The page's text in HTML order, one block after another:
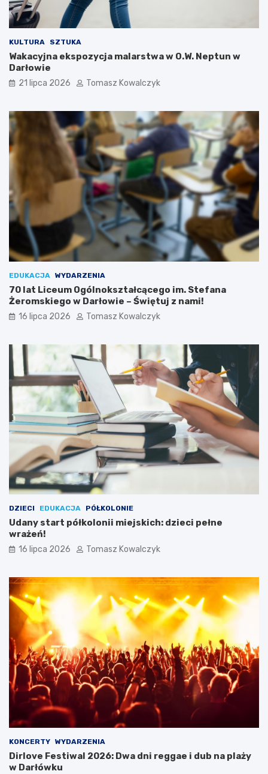
KULTURA SZTUKA
Wakacyjna ekspozycja malarstwa w O.W. Neptun w
Darłowie
21 lipca 2026 Tomasz Kowalczyk
EDUKACJA WYDARZENIA
70 lat Liceum Ogólnokształcącego im. Stefana
Żeromskiego w Darłowie – Świętuj z nami!
16 lipca 2026 Tomasz Kowalczyk
DZIECI EDUKACJA PÓŁKOLONIE
Udany start półkolonii miejskich: dzieci pełne
wrażeń!
16 lipca 2026 Tomasz Kowalczyk
KONCERTY WYDARZENIA
Dirlove Festiwal 2026: Dwa dni reggae i dub na plaży
w Darłówku